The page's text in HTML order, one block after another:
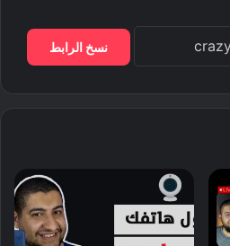
نسخ الرابط